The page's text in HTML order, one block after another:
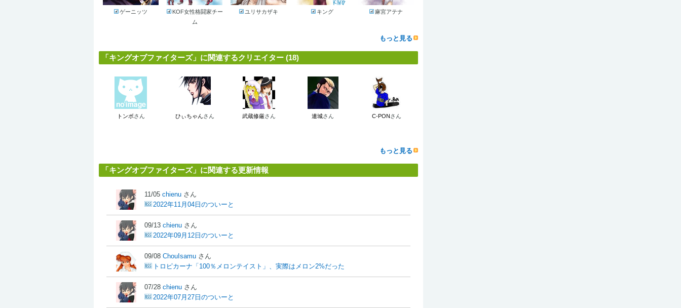
ゲーニッツ
KOF女性格闘家チー
ム
ユリサカザキ キング 麻宮アテナ
もっと見る
「キングオブファイターズ」に関連するクリエイター (18)
トンボさん ひぃちゃんさん 武蔵修厳さん 連城さん C-PON さん
もっと見る
「キングオブファイターズ」に関連する更新情報
11/05 chienu さん
2022年11月04日のついーと
09/13 chienu さん
2022年09月12日のついーと
09/08 ChouIsamu さん
トロピカーナ「100％メロンテイスト」、実際はメロン2%だった
07/28 chienu さん
2022年07月27日のついーと